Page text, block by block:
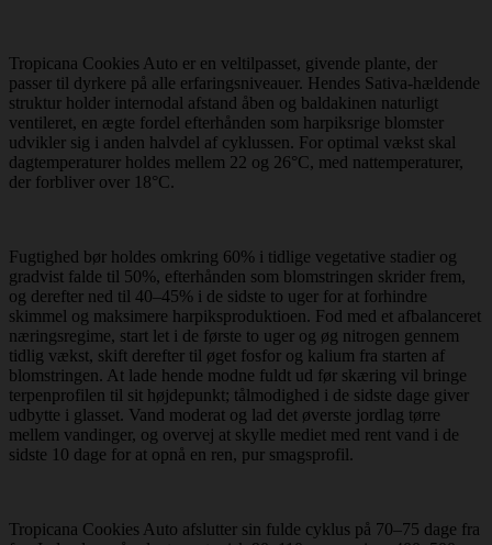
Tropicana Cookies Auto er en veltilpasset, givende plante, der
passer til dyrkere på alle erfaringsniveauer. Hendes Sativa-hældende
struktur holder internodal afstand åben og baldakinen naturligt
ventileret, en ægte fordel efterhånden som harpiksrige blomster
udvikler sig i anden halvdel af cyklussen. For optimal vækst skal
dagtemperaturer holdes mellem 22 og 26°C, med nattemperaturer,
der forbliver over 18°C.
Fugtighed bør holdes omkring 60% i tidlige vegetative stadier og
gradvist falde til 50%, efterhånden som blomstringen skrider frem,
og derefter ned til 40–45% i de sidste to uger for at forhindre
skimmel og maksimere harpiksproduktioen. Fod med et afbalanceret
næringsregime, start let i de første to uger og øg nitrogen gennem
tidlig vækst, skift derefter til øget fosfor og kalium fra starten af
blomstringen. At lade hende modne fuldt ud før skæring vil bringe
terpenprofilen til sit højdepunkt; tålmodighed i de sidste dage giver
udbytte i glasset. Vand moderat og lad det øverste jordlag tørre
mellem vandinger, og overvej at skylle mediet med rent vand i de
sidste 10 dage for at opnå en ren, pur smagsprofil.
Tropicana Cookies Auto afslutter sin fulde cyklus på 70–75 dage fra